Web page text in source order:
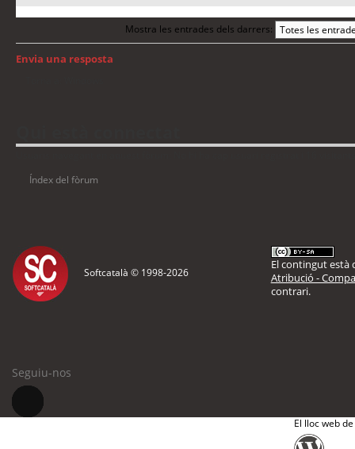
Mostra les entrades dels darrers:
Envia una resposta
Índex del fòrum
Softcatalà © 1998-2026
El contingut està
Atribució -
contrari.
Seguiu-nos
El lloc web